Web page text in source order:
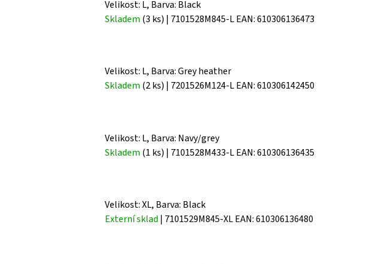
Velikost: L, Barva: Black
Skladem (3 ks) | 7101528M845-LEAN:610306136473
Velikost: L, Barva: Grey heather
Skladem (2 ks) | 7201526M124-LEAN:610306142450
Velikost: L, Barva: Navy/grey
Skladem (1 ks) | 7101528M433-LEAN:610306136435
Velikost: XL, Barva: Black
Externí sklad | 7101529M845-XLEAN:610306136480